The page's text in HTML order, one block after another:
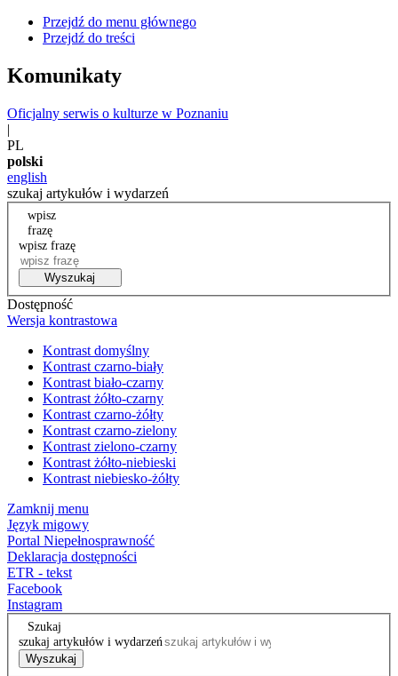
Przejdź do menu głównego
Przejdź do treści
Komunikaty
Oficjalny serwis o kulturze w Poznaniu
|
PL
polski
english
szukaj artykułów i wydarzeń
wpisz
frazę
wpisz frazę
Wyszukaj
Dostępność
Wersja kontrastowa
Kontrast domyślny
Kontrast czarno-biały
Kontrast biało-czarny
Kontrast żółto-czarny
Kontrast czarno-żółty
Kontrast czarno-zielony
Kontrast zielono-czarny
Kontrast żółto-niebieski
Kontrast niebiesko-żółty
Zamknij menu
Język migowy
Portal Niepełnosprawność
Deklaracja dostępności
ETR - tekst
Facebook
Instagram
Szukaj
szukaj artykułów i wydarzeń
Wyszukaj